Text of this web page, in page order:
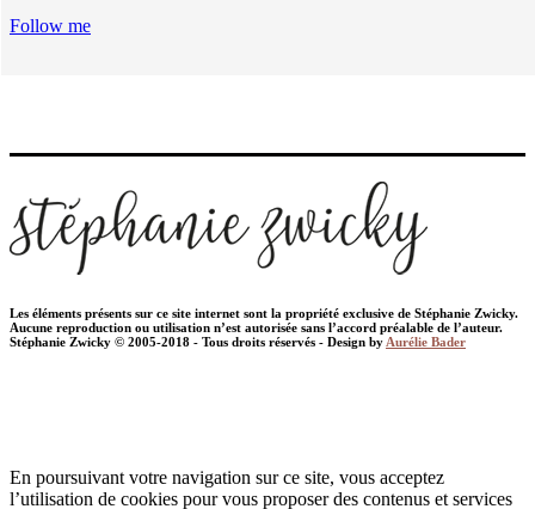
Follow me
Les éléments présents sur ce site internet sont la propriété exclusive de Stéphanie Zwicky.
Aucune reproduction ou utilisation n’est autorisée sans l’accord préalable de l’auteur.
Stéphanie Zwicky © 2005-2018 - Tous droits réservés - Design by Aurélie Bader
En poursuivant votre navigation sur ce site, vous acceptez
l’utilisation de cookies pour vous proposer des contenus et services